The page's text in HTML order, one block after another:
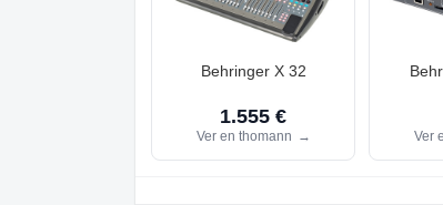
Behringer X 32
1.555 €
Ver en thomann → Ver